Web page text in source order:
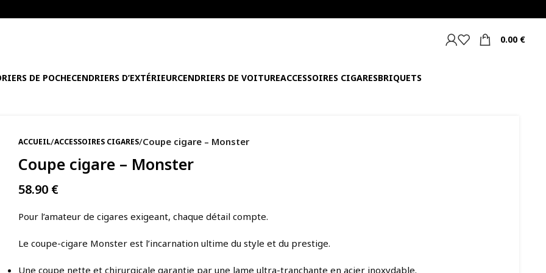
0.00 €
DE POCHECENDRIERS D’EXTÉRIEURCENDRIERS DE VOITUREACCESSOIRES CIGARESBRIQUETS
ACCUEIL/ACCESSOIRES CIGARES/Coupe cigare – Monster
Coupe cigare – Monster
58.90 €
Pour l’amateur de cigares exigeant, chaque détail compte.
Le coupe-cigare Monster est l’incarnation ultime du style et du prestige.
Une coupe nette et chirurgicale garantie par une lame ultra-tranchante en acier inoxydable.